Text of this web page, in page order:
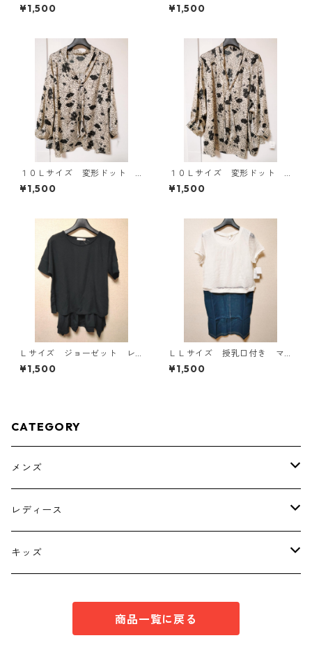
タンデザイン ワンピース マタ
ニティ ベージュ ◆KIY-1303
¥1,500
柄 ボウタイブラウス オフ
ホワイト KAE-4763
¥1,500
１０Ｌサイズ 変形ドット
花柄 ボウタイブラウス オ
フホワイト KAE-4772
¥1,500
１０Ｌサイズ 変形ドット
花柄 ボウタイブラウス オ
フホワイト KAE-4775
¥1,500
Ｌサイズ ジョーゼット レ
イヤード風プルオーバー ブ
ラック KAE-4792
¥1,500
ＬＬサイズ 授乳口付き マ
タニティ ドッキングワンピ
ース ホワイト×ブルー KAE
¥1,500
CATEGORY
メンズ
トップス
ボトムス
レディース
トップス
キッズ
商品一覧に戻る